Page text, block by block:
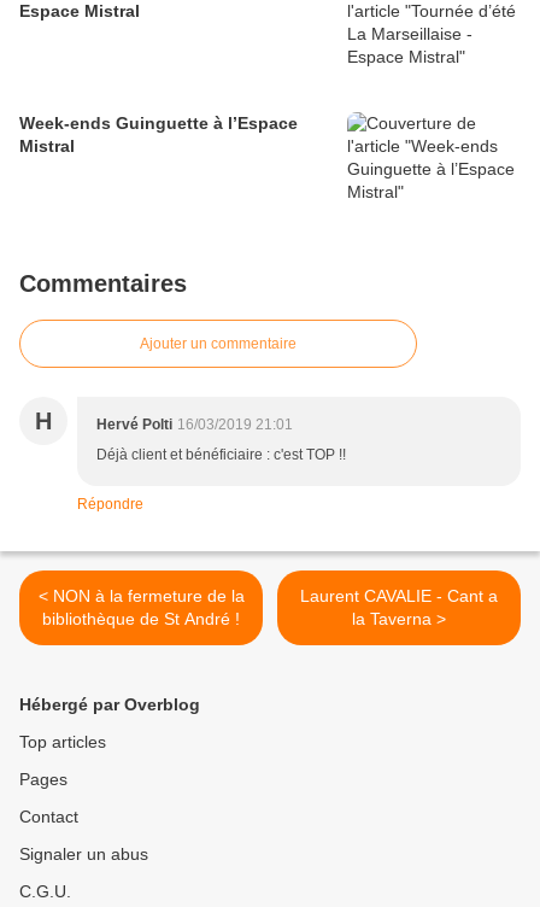
Espace Mistral
Week-ends Guinguette à l’Espace
Mistral
Commentaires
Ajouter un commentaire
H Hervé Polti 16/03/2019 21:01
Déjà client et bénéficiaire : c'est TOP !!
Répondre
< NON à la fermeture de la
bibliothèque de St André !
Laurent CAVALIE - Cant a
la Taverna >
Hébergé par Overblog
Top articles
Pages
Contact
Signaler un abus
C.G.U.